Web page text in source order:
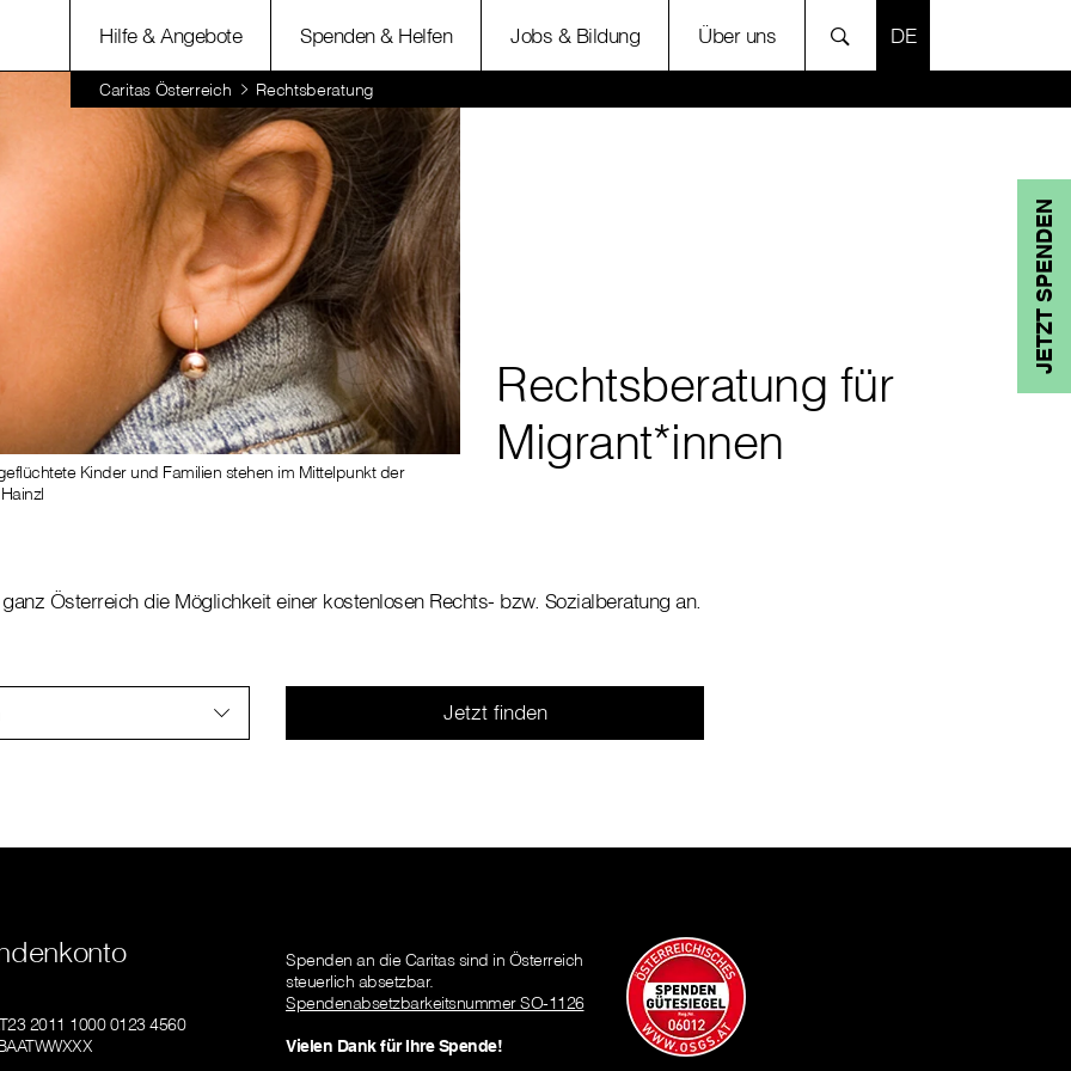
Hilfe & Angebote Spenden & Helfen Jobs & Bildung Über uns SPRACHE
Caritas Österreich Rechtsberatung
JETZT SPENDEN
Rechtsberatung für
Migrant*innen
Kinder und Familien stehen im Mittelpunkt der
Österreich die Möglichkeit einer kostenlosen Rechts- bzw. Sozialberatung an.
2011 1000 0123 4560
Spenden an die Caritas sind in Österreich
steuerlich absetzbar.
Spendenabsetzbarkeitsnummer SO-1126
Vielen Dank für Ihre Spende!